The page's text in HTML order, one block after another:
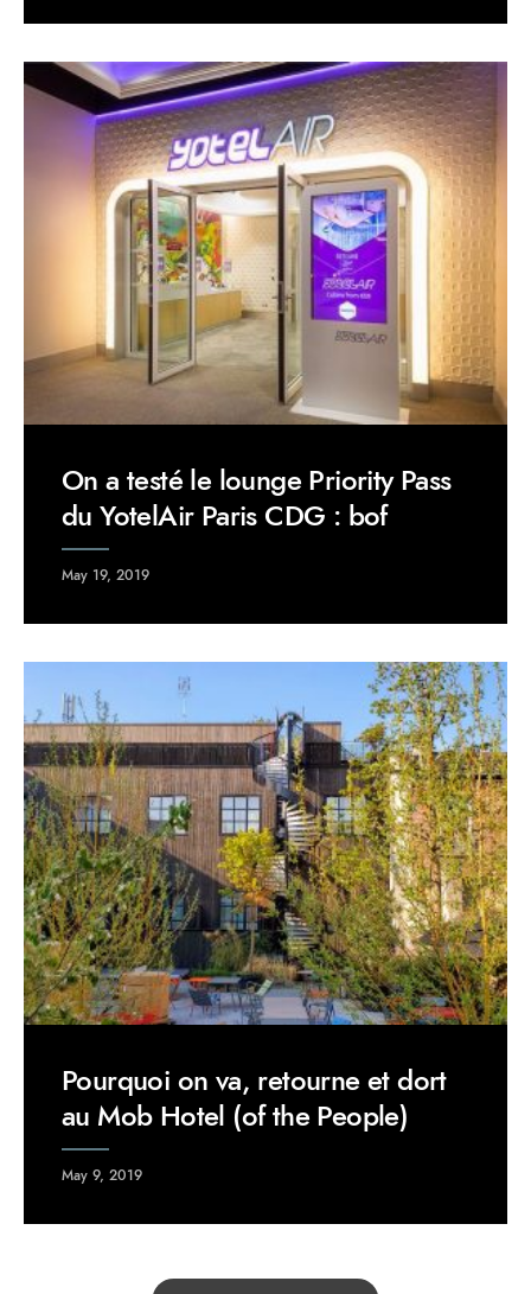
On a testé le lounge Priority Pass
du YotelAir Paris CDG : bof
May 19, 2019
Pourquoi on va, retourne et dort
au Mob Hotel (of the People)
May 9, 2019